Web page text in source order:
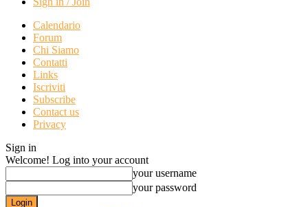
Calendario
Forum
Chi Siamo
Contatti
Links
Iscriviti
Subscribe
Contact us
Privacy
Sign in
Welcome! Log into your account
your username
your password